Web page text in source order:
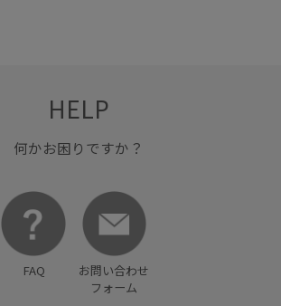
HELP
何かお困りですか？
FAQ
お問い合わせ
フォーム